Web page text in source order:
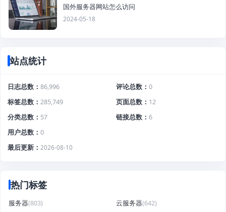
国外服务器网站怎么访问
2024-05-18
站点统计
日志总数 86,996 评论总数
0
标签总数
285,749 页面总数
12
分类总数
57 链接总数
6
用户总数
0
最后更新
2026-08-10
热门标签
服务器(803) 云服务器(642)